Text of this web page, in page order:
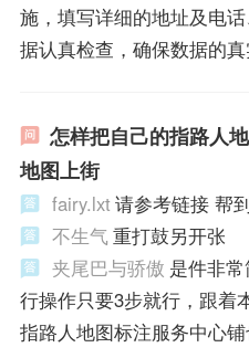
施，填写详细的地址及电
据认真检查，确保数据的真
怎样把自己的指路人
地图上街
fairy.lxt请参考链接 帮
不生气 重打鼓另开张
夹尾巴与骄傲 是件非
行操作只要3步就行，跟着
指路人地图标注服务中心铺